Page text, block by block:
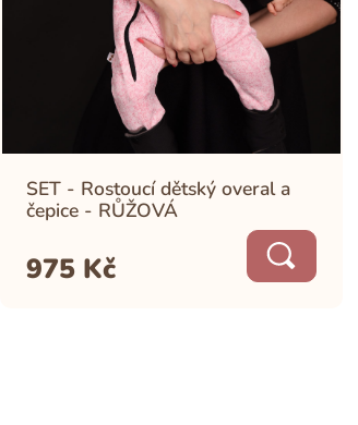
SET - Rostoucí dětský overal a
čepice - RŮŽOVÁ
975 Kč